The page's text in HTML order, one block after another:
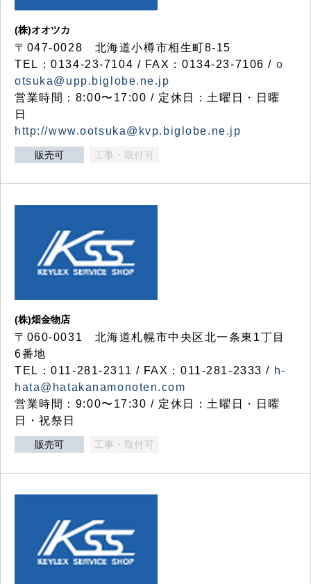
(株)オオツカ
〒047-0028 北海道小樽市相生町8-15
TEL：0134-23-7104 / FAX：0134-23-7106 / o
otsuka@upp.biglobe.ne.jp
営業時間：8:00〜17:00 / 定休日：土曜日・日曜
日
http://www.ootsuka@kvp.biglobe.ne.jp
販売可 工事・取付可
(株)畑金物店
〒060-0031 北海道札幌市中央区北一条東1丁目
6番地
TEL：011-281-2311 / FAX：011-281-2333 / h-
hata@hatakanamonoten.com
営業時間：9:00〜17:30 / 定休日：土曜日・日曜
日・祝祭日
販売可 工事・取付可